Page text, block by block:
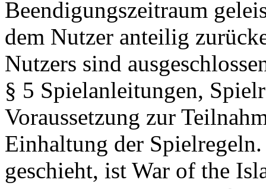
Beendigungszeitraum
dem Nutzer anteilig
Nutzers sind
§ 5 Spielanleitungen,
Voraussetzung zur
Einhaltung der
geschieht, ist War of the